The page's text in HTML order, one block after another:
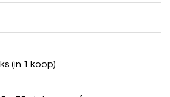
(in 1 koop)